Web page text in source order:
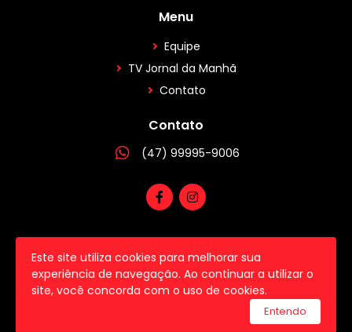
Este site utiliza cookies para melhorar sua
experiência de navegação. Ao continuar a utilizar o
site, você concorda com o uso de cookies.
Entendo
Menu
Equipe
TV Jornal da Manhã
Contato
Contato
(47) 99995-9006
2026 © Todos os direitos reservados.